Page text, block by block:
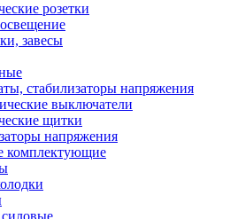
розетки
завесы
стабилизаторы напряжения
выключатели
щитки
напряжения
комплектующие